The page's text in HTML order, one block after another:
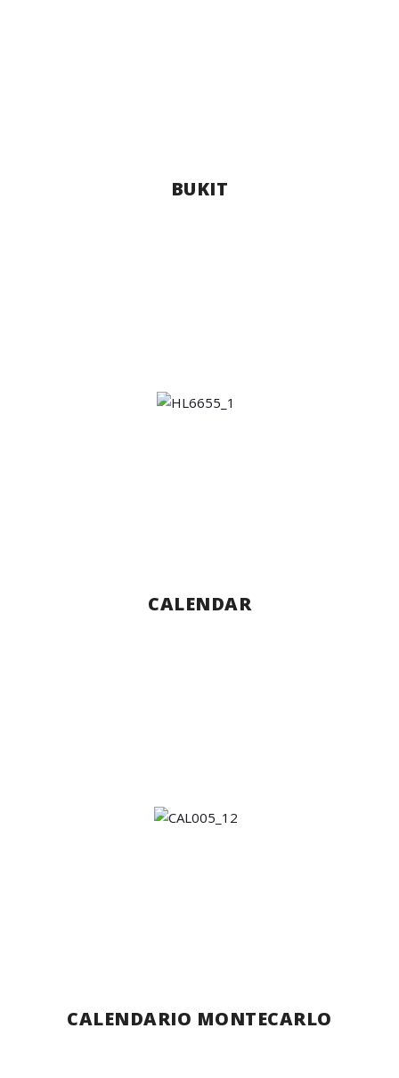
BUKIT
CALENDAR
CALENDARIO MONTECARLO